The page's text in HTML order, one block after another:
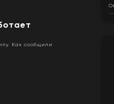
Как сообщили